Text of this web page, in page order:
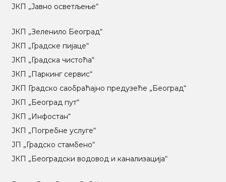
ЈКП „Јавно осветљење“
ЈКП „Зеленило Београд“
ЈКП „Градске пијаце“
ЈКП „Градска чистоћа“
ЈКП „Паркинг сервис“
ЈКП Градско саобраћајно предузеће „Београд“
ЈКП „Београд пут“
ЈКП „Инфостан“
ЈКП „Погребне услуге“
ЈП „Градско стамбено“
ЈКП „Београдски водовод и канализација“